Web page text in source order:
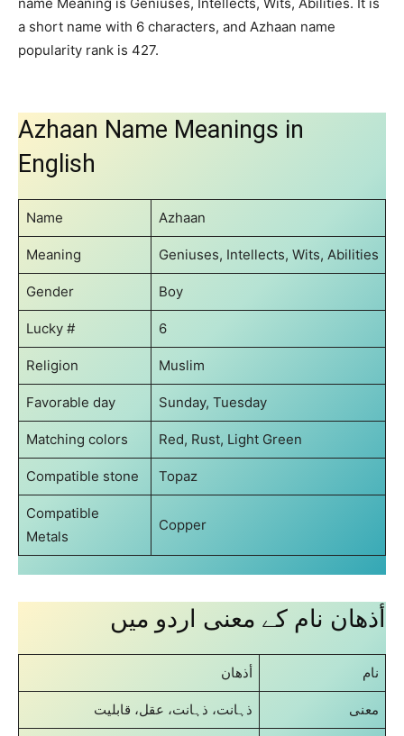
a short name with 6 characters, and Azhaan name
popularity rank is 427.
Azhaan Name Meanings in
English
Name Azhaan
Meaning Geniuses, Intellects, Wits, Abilities
Gender Boy
Lucky # 6
Religion Muslim
Favorable day Sunday, Tuesday
Matching colors Red, Rust, Light Green
Compatible stone Topaz
Compatible
Metals
Copper
أذهان نام کے معنی اردو میں
أذهان نام
ذہانت، ذہانت، عقل، قابلیت معنی